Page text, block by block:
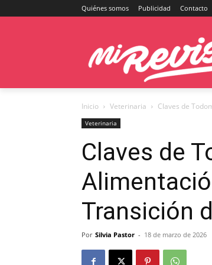
Quiénes somos Publicidad Contacto
Inicio Veterinaria Claves de
Veterinaria
Claves de
Transición
Por Silvia Pastor - 18 de marzo de 2026